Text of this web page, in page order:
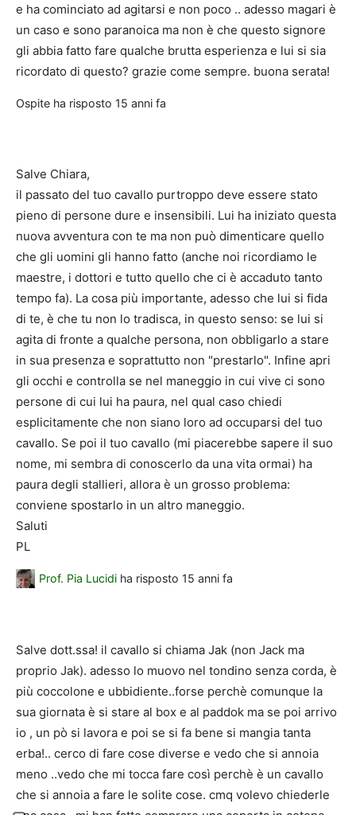
e ha cominciato ad agitarsi e non poco .. adesso magari è
un caso e sono paranoica ma non è che questo signore
gli abbia fatto fare qualche brutta esperienza e lui si sia
ricordato di questo? grazie come sempre. buona serata!
Ospite ha risposto 15 anni fa
Salve Chiara,
il passato del tuo cavallo purtroppo deve essere stato
pieno di persone dure e insensibili. Lui ha iniziato questa
nuova avventura con te ma non può dimenticare quello
che gli uomini gli hanno fatto (anche noi ricordiamo le
maestre, i dottori e tutto quello che ci è accaduto tanto
tempo fa). La cosa più importante, adesso che lui si fida
di te, è che tu non lo tradisca, in questo senso: se lui si
agita di fronte a qualche persona, non obbligarlo a stare
in sua presenza e soprattutto non "prestarlo". Infine apri
gli occhi e controlla se nel maneggio in cui vive ci sono
persone di cui lui ha paura, nel qual caso chiedi
esplicitamente che non siano loro ad occuparsi del tuo
cavallo. Se poi il tuo cavallo (mi piacerebbe sapere il suo
nome, mi sembra di conoscerlo da una vita ormai) ha
paura degli stallieri, allora è un grosso problema:
conviene spostarlo in un altro maneggio.
Saluti
PL
Prof. Pia Lucidi ha risposto 15 anni fa
Salve dott.ssa! il cavallo si chiama Jak (non Jack ma
proprio Jak). adesso lo muovo nel tondino senza corda, è
più coccolone e ubbidiente..forse perchè comunque la
sua giornata è si stare al box e al paddok ma se poi arrivo
io , un pò si lavora e poi se si fa bene si mangia tanta
erba!.. cerco di fare cose diverse e vedo che si annoia
meno ..vedo che mi tocca fare così perchè è un cavallo
che si annoia a fare le solite cose. cmq volevo chiederle